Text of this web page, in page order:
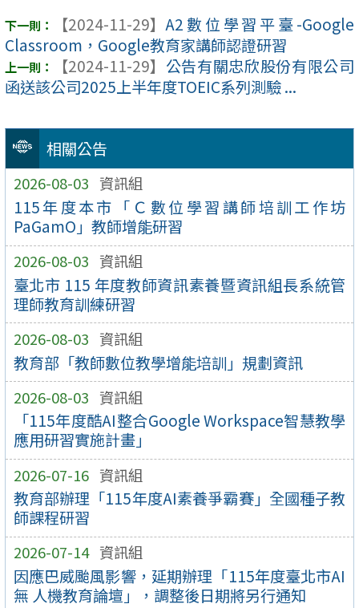
相關公告
2026-08-03 資訊組
115年度本市「Ｃ數位學習講師培訓工作坊
PaGamO」教師增能研習
2026-08-03 資訊組
臺北市 115 年度教師資訊素養暨資訊組長系統管
理師教育訓練研習
2026-08-03 資訊組
教育部「教師數位教學增能培訓」規劃資訊
2026-08-03 資訊組
「115年度酷AI整合Google Workspace智慧教學
應用研習實施計畫」
2026-07-16 資訊組
教育部辦理「115年度AI素養爭霸賽」全國種子教
師課程研習
2026-07-14 資訊組
因應巴威颱風影響，延期辦理「115年度臺北市AI
無 人機教育論壇」，調整後日期將另行通知
【2024-11-29】 A2數位學習平臺-Google
Classroom，Google教育家講師認證研習
【2024-11-29】 公告有關忠欣股份有限公司
函送該公司2025上半年度TOEIC系列測驗 ...